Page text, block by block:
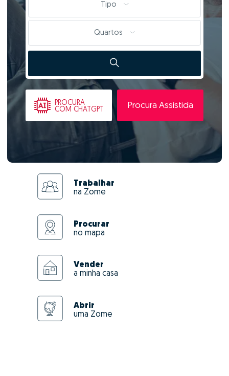
Tipo
Quartos
PROCURA
COM CHATGPT
Procura Assistida
Trabalhar
na Zome
Procurar
no mapa
Vender
a minha casa
Abrir
uma Zome